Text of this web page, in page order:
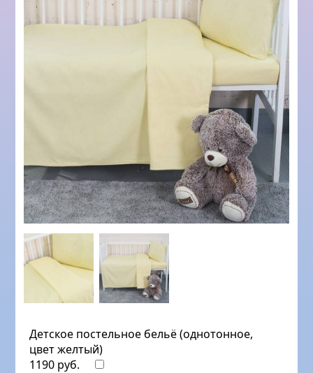
Детское постельное бельё (однотонное,
цвет желтый)
1190 руб.